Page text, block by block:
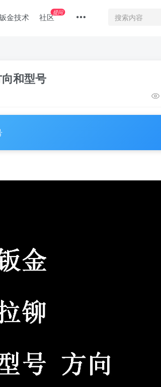
金技术 社区提问
和型号